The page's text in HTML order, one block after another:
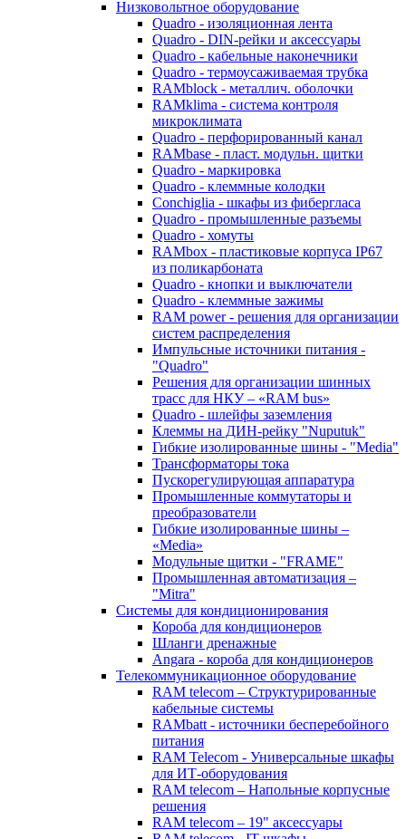
Низковольтное оборудование
Quadro - изоляционная лента
Quadro - DIN-рейки и аксессуары
Quadro - кабельные наконечники
Quadro - термоусаживаемая трубка
RAMblock - металлич. оболочки
RAMklima - система контроля
микроклимата
Quadro - перфорированный канал
RAMbase - пласт. модульн. щитки
Quadro - маркировка
Quadro - клеммные колодки
Conchiglia - шкафы из фибергласа
Quadro - промышленные разъемы
Quadro - хомуты
RAMbox - пластиковые корпуса IP67
из поликарбоната
Quadro - кнопки и выключатели
Quadro - клеммные зажимы
RAM power - решения для организации
систем распределения
Импульсные источники питания -
"Quadro"
Решения для организации шинных
трасс для НКУ – «RAM bus»
Quadro - шлейфы заземления
Клеммы на ДИН-рейку "Nuputuk"
Гибкие изолированные шины - "Media"
Трансформаторы тока
Пускорегулирующая аппаратура
Промышленные коммутаторы и
преобразователи
Гибкие изолированные шины –
«Media»
Модульные щитки - "FRAME"
Промышленная автоматизация –
"Mitra"
Системы для кондиционирования
Короба для кондиционеров
Шланги дренажные
Angara - короба для кондиционеров
Телекоммуникационное оборудование
RAM telecom – Структурированные
кабельные системы
RAMbatt - источники бесперебойного
питания
RAM Telecom - Универсальные шкафы
для ИТ-оборудования
RAM telecom – Напольные корпусные
решения
RAM telecom – 19" аксессуары